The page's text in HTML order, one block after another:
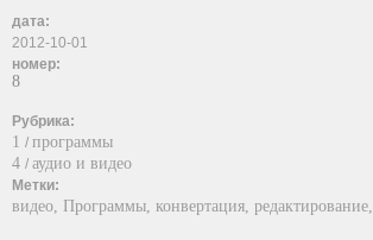
дата:
2012-10-01
номер:
8
Рубрика:
1 / программы
4 / аудио и видео
Метки:
видео, Программы, конвертация, редактирование,